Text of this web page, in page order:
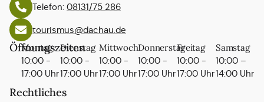
Telefon: 08131/75 286
tourismus@dachau.de
Öffnungszeiten
Montag
10:00 -
17:00 Uhr
Dienstag
10:00 -
17:00 Uhr
Mittwoch
10:00 -
17:00 Uhr
Donnerstag
10:00 -
17:00 Uhr
Freitag
10:00 -
17:00 Uhr
Samstag
10:00 –
14:00 Uhr
Rechtliches